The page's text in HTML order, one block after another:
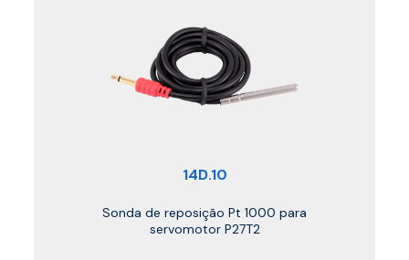
14D.10
Sonda de reposição Pt 1000 para
servomotor P27T2